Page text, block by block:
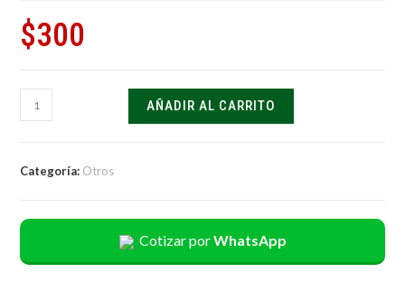
$300
AÑADIR AL CARRITO
Categoría: Otros
Cotizar porWhatsApp